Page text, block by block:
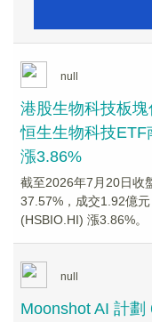
null
港股生物科技板
恒生生物科技ETF
漲3.86%
截至2026年7月20日收
37.57%，成交1.92億
(HSBIO.HI) 漲3.86%。
null
Moonshot AI 計